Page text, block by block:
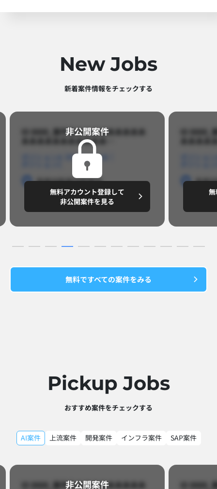
New Jobs
新着案件情報をチェックする​
ID 8888_案件名あああああああああ
あああああああああああ…​
ポジションB
勤務地勤務地勤務地
～8,888,8888円/月
非公開案件​
無料アカウント登録して
非公開案件を見る
ID
勤務地
無料ですべての案件をみる
Pickup Jobs​
おすすめ案件をチェックする
AI案件 上流案件 開発案件 インフラ案件 SAP案件
ID 8888_案件名あああああああああ
非公開案件​ ID